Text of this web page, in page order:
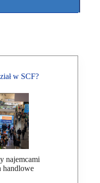
w SCF?
najemcami
handlowe